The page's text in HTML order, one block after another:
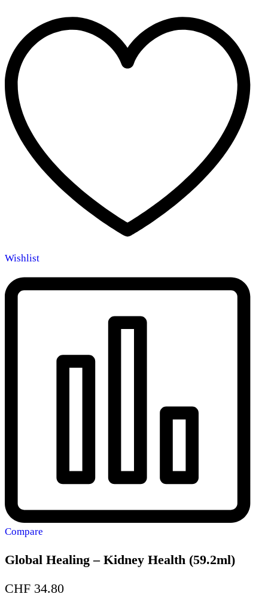
Wishlist
Compare
Global Healing – Kidney Health (59.2ml)
CHF 34.80